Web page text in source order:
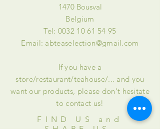
1470 Bousval
Belgium
Tel: 0032 10 61 54 95
Email: abteaselection@gmail.com
If you have a
store/restaurant/teahouse/... and you
want our products, please don't hesitate
to contact us!
FIND US and
SHARE US